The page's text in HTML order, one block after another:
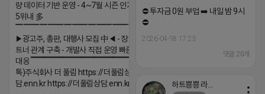
량 데이터 기반 운영 - 4~7월 시즌 인기 키워드
5위내 多
▔▔▔▔▔▔▔▔▔▔▔▔▔▔▔▔▔▔
▶광고주, 총판, 대행사 모집 中◀ - 장기 협업 파
트너 관계 구축 - 개발사 직접 운영 빠른 피드백
대응 ▔▔▔▔▔▔▔▔▔▔▔▔▔▔▔▔▔▔ (카
톡)주식회사 더 풀림 https://더풀림상
담.enn.kr https://더풀림상담.enn.kr
⛔️ 투자금 0원 부업 ➡️ 내일 밤 9시
⛔️
2026-04-18 17:23
댓글:20개
하트뿅뿅 라이언